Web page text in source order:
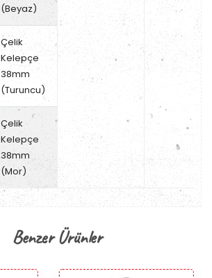
(Beyaz)
Çelik
Kelepçe
38mm
(Turuncu)
Çelik
Kelepçe
38mm
(Mor)
Benzer Ürünler